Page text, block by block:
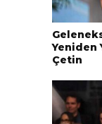
Yeniden
Çetin